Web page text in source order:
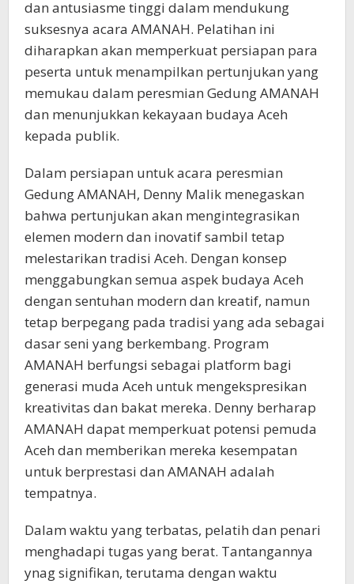
dan antusiasme tinggi dalam mendukung
suksesnya acara AMANAH. Pelatihan ini
diharapkan akan memperkuat persiapan para
peserta untuk menampilkan pertunjukan yang
memukau dalam peresmian Gedung AMANAH
dan menunjukkan kekayaan budaya Aceh
kepada publik.
Dalam persiapan untuk acara peresmian
Gedung AMANAH, Denny Malik menegaskan
bahwa pertunjukan akan mengintegrasikan
elemen modern dan inovatif sambil tetap
melestarikan tradisi Aceh. Dengan konsep
menggabungkan semua aspek budaya Aceh
dengan sentuhan modern dan kreatif, namun
tetap berpegang pada tradisi yang ada sebagai
dasar seni yang berkembang. Program
AMANAH berfungsi sebagai platform bagi
generasi muda Aceh untuk mengekspresikan
kreativitas dan bakat mereka. Denny berharap
AMANAH dapat memperkuat potensi pemuda
Aceh dan memberikan mereka kesempatan
untuk berprestasi dan AMANAH adalah
tempatnya.
Dalam waktu yang terbatas, pelatih dan penari
menghadapi tugas yang berat. Tantangannya
ynag signifikan, terutama dengan waktu